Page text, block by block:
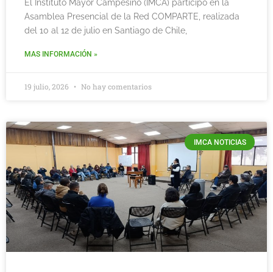
El Instituto Mayor Campesino (IMCA) participó en la
Asamblea Presencial de la Red COMPARTE, realizada
del 10 al 12 de julio en Santiago de Chile,
MAS INFORMACIÓN »
19 julio, 2026 No hay comentarios
IMCA NOTICIAS